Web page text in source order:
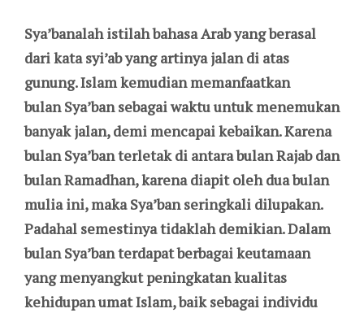
Sya’banalahistilah bahasa Arab yang berasal
dari katasyi’abyang artinya jalan di atas
gunung. Islam kemudian memanfaatkan
bulanSya’bansebagai waktu untuk menemukan
banyak jalan, demi mencapai kebaikan. Karena
bulanSya’banterletak di antara bulan Rajab dan
bulan Ramadhan, karena diapit oleh dua bulan
mulia ini, makaSya’ban seringkali dilupakan.
Padahal semestinyatidaklah demikian. Dalam
bulanSya’banterdapat berbagai keutamaan
yang menyangkut peningkatan kualitas
kehidupan umat Islam, baik sebagai individu